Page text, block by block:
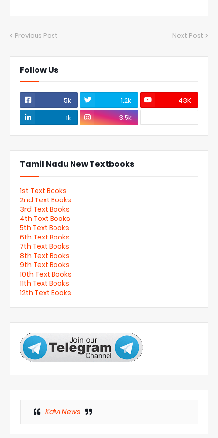
Previous Post Next Post
Follow Us
5k 1.2k
43K
1k
3.5k
Tamil Nadu New Textbooks
1st Text Books
2nd Text Books
3rd Text Books
4th Text Books
5th Text Books
6th Text Books
7th Text Books
8th Text Books
9th Text Books
10th Text Books
11th Text Books
12th Text Books
Kalvi News